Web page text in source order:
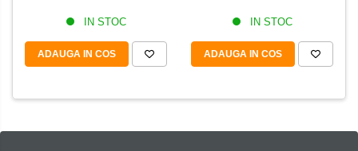
IN STOC
ADAUGA IN COS
IN STOC
ADAUGA IN COS